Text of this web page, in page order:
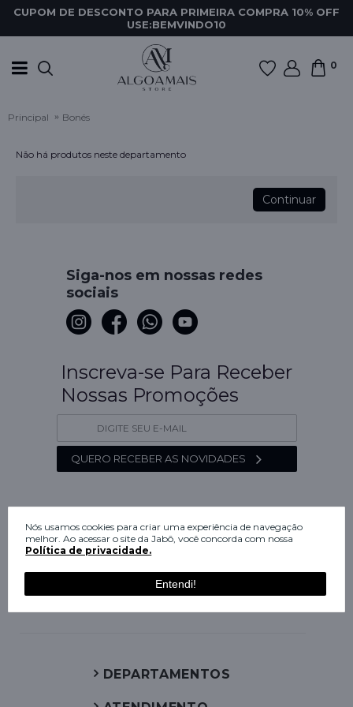
CUPOM DE DESCONTO PARA PRIMEIRA COMPRA 10% OFF
USE:BEMVINDO10
0
Principal Bonés
Não há produtos neste departamento
Continuar
Nós usamos cookies para criar uma experiência de navegação
melhor. Ao acessar o site da Jabô, você concorda com nossa
Política de privacidade.
Entendi!
Siga-nos em nossas redes
sociais
Inscreva-se Para Receber
Nossas Promoções
QUERO RECEBER AS NOVIDADES
DEPARTAMENTOS